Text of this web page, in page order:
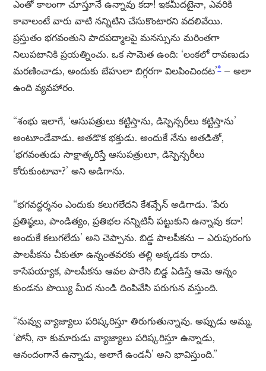
ఎంతో కాలంగా చూస్తూనే ఉన్నావు కదా! ఇకమీదటైనా, ఎవరికి
కావాలంటే వారు వాటి నన్నిటిని చేసుకొంటారని వదలివేయి.
ప్రస్తుతం భగవంతుని పాదపద్మాలపై మనస్సును మరింతగా
నిలుపటానికి ప్రయత్నించు. ఒక సామెత ఉంది: ‘లంకలో రావణుడు
మరణించాడు, అందుకు బేహులా బిగ్గరగా విలపించిందట’*– అలా
ఉంది వ్యవహారం.
“శంభు ఇలాగే, ‘ఆసుపత్రులు కట్టిస్తాను, డిస్పెన్సరీలు కట్టిస్తాను’
అంటూండేవాడు. అతడొక భక్తుడు. అందుకే నేను అతడితో,
‘భగవంతుడు సాక్షాత్కరిస్తే ఆసుపత్రులూ, డిస్పెన్సరీలు
కోరుకుంటావా?’ అని అడిగాను.
“భగవద్దర్శనం ఎందుకు కలుగలేదని కేశవ్సేన్ అడిగాడు. ‘పేరు
ప్రతిష్ఠలు, పాండిత్యం, ప్రతిభల నన్నిటినీ పట్టుకుని ఉన్నావు కదా!
అందుకే కలుగలేదు’ అని చెప్పాను. బిడ్డ పాలపీకను – ఎరుపురంగు
పాలపీకను చీకుతూ ఉన్నంతవరకు తల్లి అక్కడకు రాదు.
కాసేపయ్యాక, పాలపీకను ఆవల పారేసి బిడ్డ ఏడిస్తే ఆమె అన్నం
కుండను పొయ్యి మీద నుండి దింపివేసి పరుగున వస్తుంది.
“నువ్వు వ్యాజ్యాలు పరిష్కరిస్తూ తిరుగుతున్నావు. అప్పుడు అమ్మ,
‘పోనీ, నా కుమారుడు వ్యాజ్యాలు పరిష్కరిస్తూ ఉన్నాడు,
ఆనందంగానే ఉన్నాడు, అలాగే ఉండనీ’ అని భావిస్తుంది.”